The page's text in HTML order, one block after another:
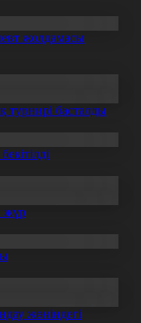
жолдамасы
басталды
жүр
жөніндегі